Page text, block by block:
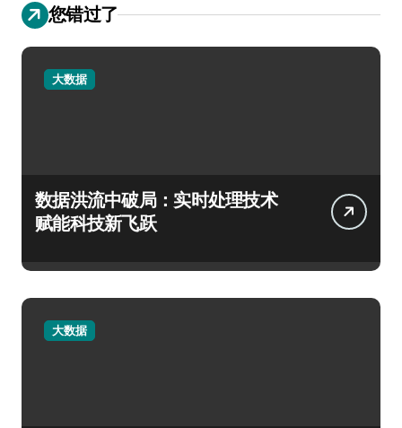
您错过了
大数据
数据洪流中破局：实时处理技术
赋能科技新飞跃
大数据